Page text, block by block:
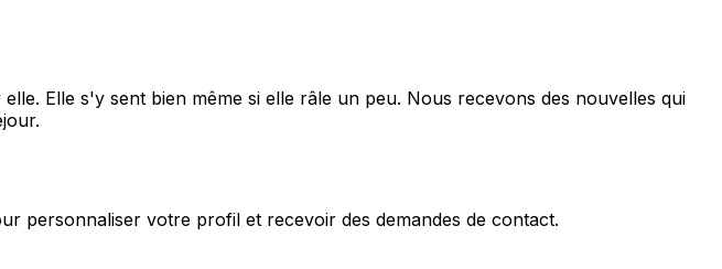
Elle s'y sent bien même si elle râle un peu. Nous recevons des nouvelles qui
personnaliser votre profil et recevoir des demandes de contact.